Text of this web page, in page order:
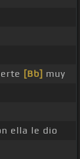
[Bb] muy
ella le dio